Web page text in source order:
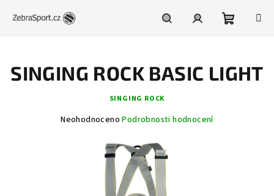
košík
SINGING ROCK BASIC LIGHT
SINGING ROCK
Průměrné
Neohodnoceno Podrobnosti hodnocení